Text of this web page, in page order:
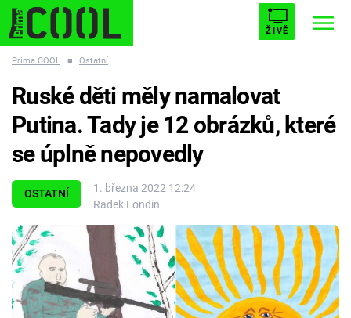
ŽIVĚ
ESCAPE PLNEJ KOTEL AVENGERS 5
Témata
Filmy
Seriály
Prima COOL ■ Ostatní
OSTATNÍ
1. března 2022 12:24
Radek Londin
Ruské děti měly namalovat
Putina. Tady je 12 obrázků, které
se úplně nepovedly